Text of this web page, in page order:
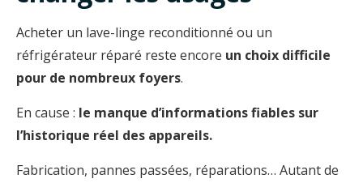
Acheter un lave-linge reconditionné ou un
réfrigérateur réparé reste encore un choix difficile
pour de nombreux foyers.
En cause : le manque d’informations fiables sur
l’historique réel des appareils.
Fabrication, pannes passées, réparations… Autant de